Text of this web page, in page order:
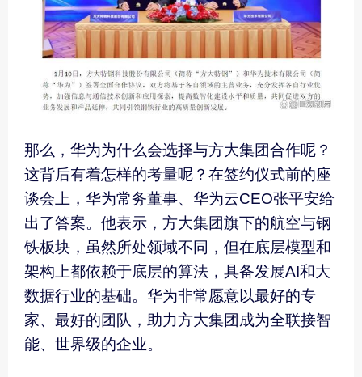
那么，华为为什么会选择与方大集团合作呢？
这背后有着怎样的考量呢？在签约仪式前的座
谈会上，华为常务董事、华为云CEO张平安给
出了答案。他表示，方大集团旗下的航空与钢
铁板块，虽然所处领域不同，但在底层模型和
架构上都依赖于底层的算法，具备发展AI和大
数据行业的基础。华为非常愿意以最好的专
家、最好的团队，助力方大集团成为全联接智
能、世界级的企业。